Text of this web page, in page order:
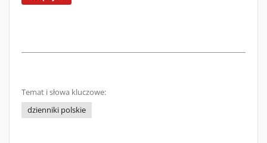
Temat i słowa kluczowe:
dzienniki polskie